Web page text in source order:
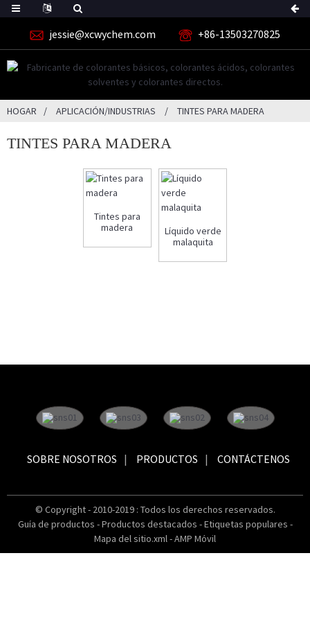
jessie@xcwychem.com +86-13503270825
HOGAR APLICACIÓN/INDUSTRIAS TINTES PARA MADERA
TINTES PARA MADERA
Tintes para
madera
Líquido verde
malaquita
SOBRE NOSOTROS PRODUCTOS CONTÁCTENOS
© Copyright - 2010-2019 : Todos los derechos reservados.
Guía de productos -Productos destacados -Etiquetas populares -
Mapa del sitio.xml-AMP Móvil